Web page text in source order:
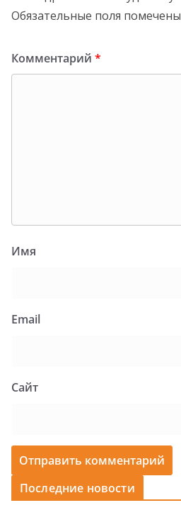
Обязательные поля помечены
Комментарий *
Имя
Email
Сайт
Последние новости